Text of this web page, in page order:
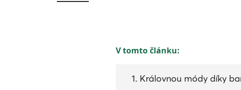
V tomto článku:
Královnou módy díky